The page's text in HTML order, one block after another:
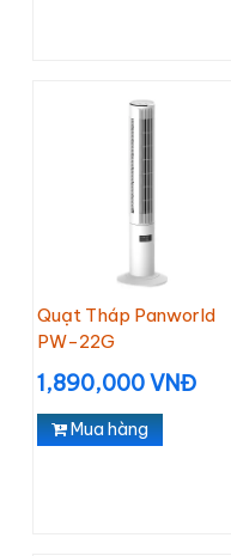
Quạt Tháp Panworld
PW-22G
1,890,000 VNĐ
Mua hàng